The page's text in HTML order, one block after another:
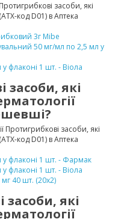
засоби, які
код D01) в Аптека
3г Mibe
50 мг/мл по 2,5 мл у
флаконі 1 шт. - Віола
засоби, які
Протигрибкові засоби, які
код D01) в Аптека
у флаконі 1 шт. - Фармак
флаконі 1 шт. - Віола
40 шт. (20х2)
засоби, які